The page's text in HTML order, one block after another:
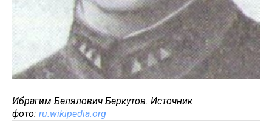
Ибрагим Белялович Беркутов. Источник
фото: ru.wikipedia.org